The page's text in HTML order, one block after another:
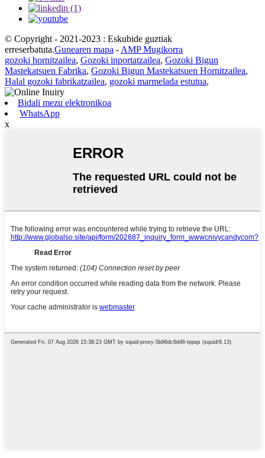
© Copyright - 2021-2023 : Eskubide guztiak
erreserbatuta.Gunearen mapa - AMP Mugikorra
gozoki hornitzailea, Gozoki inportatzailea, Gozoki Bigun
Mastekatsuen Fabrika, Gozoki Bigun Mastekatsuen Hornitzailea,
Halal gozoki fabrikatzailea, gozoki marmelada estutua,
Bidali mezu elektronikoa
WhatsApp
x